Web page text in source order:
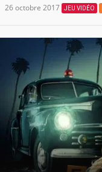
26 octobre 2017 JEU VIDÉO